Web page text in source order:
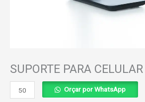
SUPORTE PARA
SUPORTE
PARA
Orçar por WhatsApp